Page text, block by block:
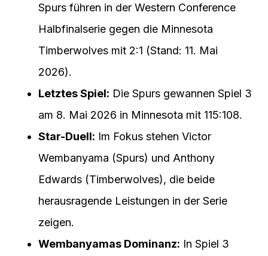
Spurs führen in der Western Conference
Halbfinalserie gegen die Minnesota
Timberwolves mit 2:1 (Stand: 11. Mai
2026).
Letztes Spiel: Die Spurs gewannen Spiel 3
am 8. Mai 2026 in Minnesota mit 115:108.
Star-Duell: Im Fokus stehen Victor
Wembanyama (Spurs) und Anthony
Edwards (Timberwolves), die beide
herausragende Leistungen in der Serie
zeigen.
Wembanyamas Dominanz: In Spiel 3